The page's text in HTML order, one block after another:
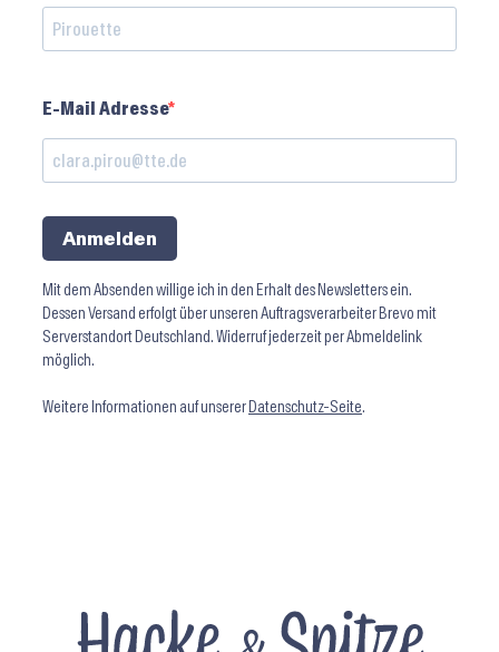
E-Mail Adresse
Anmelden
Mit dem Absenden willige ich in den Erhalt des Newsletters ein.
Dessen Versand erfolgt über unseren Auftragsverarbeiter Brevo mit
Serverstandort Deutschland. Widerruf jederzeit per Abmeldelink
möglich.
Weitere Informationen auf unserer Datenschutz-Seite.